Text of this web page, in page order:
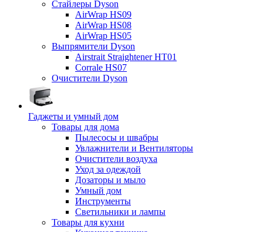
Стайлеры Dyson
AirWrap HS09
AirWrap HS08
AirWrap HS05
Выпрямители Dyson
Airstrait Straightener HT01
Corrale HS07
Очистители Dyson
Гаджеты и умный дом
Товары для дома
Пылесосы и швабры
Увлажнители и Вентиляторы
Очистители воздуха
Уход за одеждой
Дозаторы и мыло
Умный дом
Инструменты
Светильники и лампы
Товары для кухни